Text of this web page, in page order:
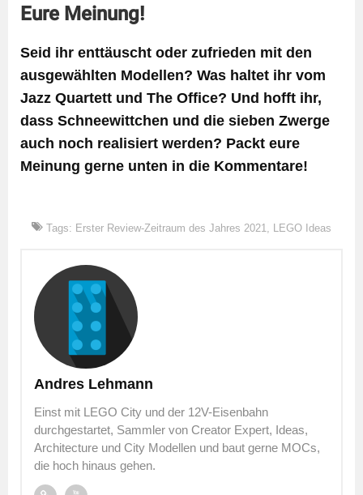
Eure Meinung!
Seid ihr enttäuscht oder zufrieden mit den
ausgewählten Modellen? Was haltet ihr vom
Jazz Quartett und The Office? Und hofft ihr,
dass Schneewittchen und die sieben Zwerge
auch noch realisiert werden? Packt eure
Meinung gerne unten in die Kommentare!
Tags: Erster Review-Zeitraum des Jahres 2021 LEGO Ideas
Andres Lehmann
Einst mit LEGO City und der 12V-Eisenbahn
durchgestartet, Sammler von Creator Expert, Ideas,
Architecture und City Modellen und baut gerne MOCs,
die hoch hinaus gehen.